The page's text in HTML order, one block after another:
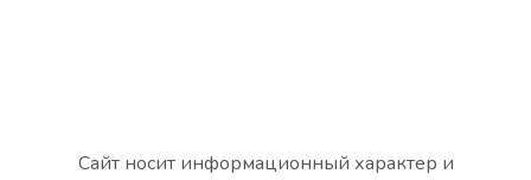
Сайт носит информационный характер и